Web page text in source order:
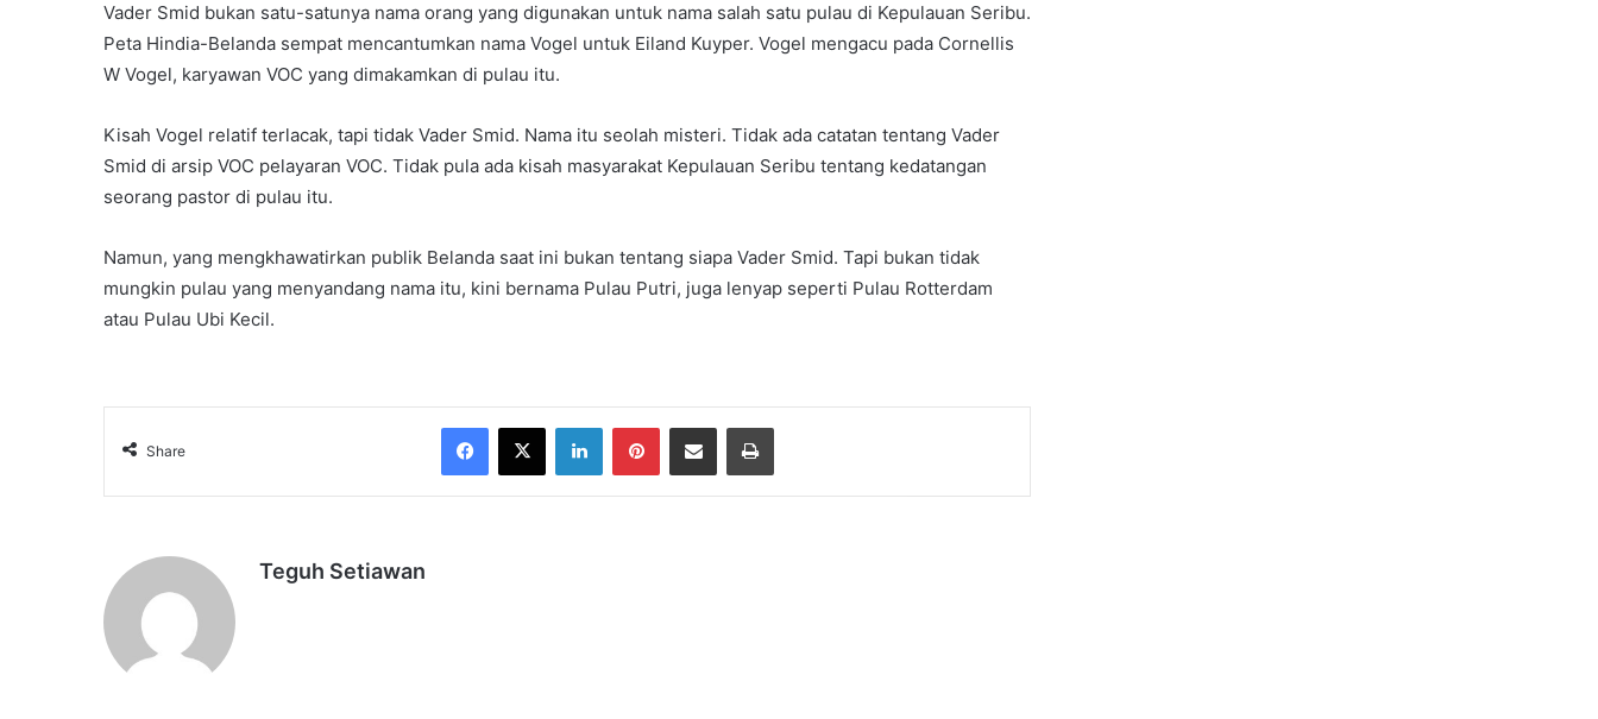
Vader Smid bukan satu-satunya nama orang yang digunakan untuk nama salah satu pulau di Kepulauan Seribu.
Peta Hindia-Belanda sempat mencantumkan nama Vogel untuk Eiland Kuyper. Vogel mengacu pada Cornellis
W Vogel, karyawan VOC yang dimakamkan di pulau itu.
Kisah Vogel relatif terlacak, tapi tidak Vader Smid. Nama itu seolah misteri. Tidak ada catatan tentang Vader
Smid di arsip VOC pelayaran VOC. Tidak pula ada kisah masyarakat Kepulauan Seribu tentang kedatangan
seorang pastor di pulau itu.
Namun, yang mengkhawatirkan publik Belanda saat ini bukan tentang siapa Vader Smid. Tapi bukan tidak
mungkin pulau yang menyandang nama itu, kini bernama Pulau Putri, juga lenyap seperti Pulau Rotterdam
atau Pulau Ubi Kecil.
Share
Facebook
X LinkedInPinterestShare via Email Print
Teguh Setiawan